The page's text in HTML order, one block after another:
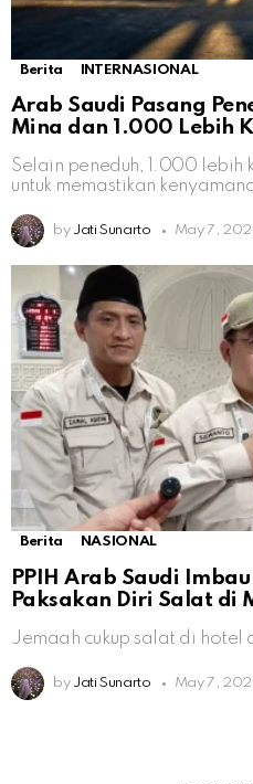
Berita INTERNASIONAL
Arab Saudi Pasang
Mina dan 1.000 Lebih
Selain peneduh, 1.000 lebih
untuk memastikan
by Jati Sunarto May 7,
Berita NASIONAL
PPIH Arab Saudi
Paksakan Diri Salat di
Jemaah cukup salat di hotel
by Jati Sunarto May 7,